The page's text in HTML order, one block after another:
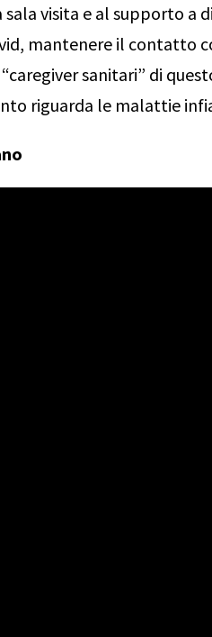
visita e al supporto a
mantenere il contatto
sanitari” di
riguarda le malattie